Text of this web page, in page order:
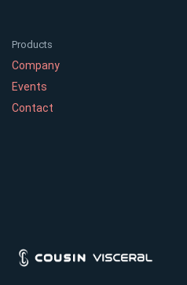
Products
Company
Events
Contact